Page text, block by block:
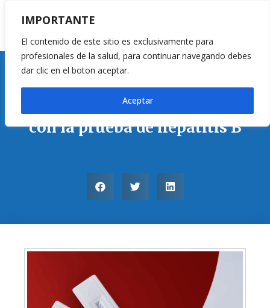
IMPORTANTE
El contenido de este sitio es exclusivamente para
profesionales de la salud, para continuar navegando debes
dar clic en el boton aceptar.
Aceptar
Conquista nuevos mercados
con la prueba de hepatitis B